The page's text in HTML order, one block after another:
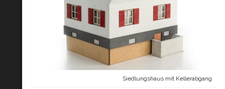
Siedlungshaus mit Kellerabgang